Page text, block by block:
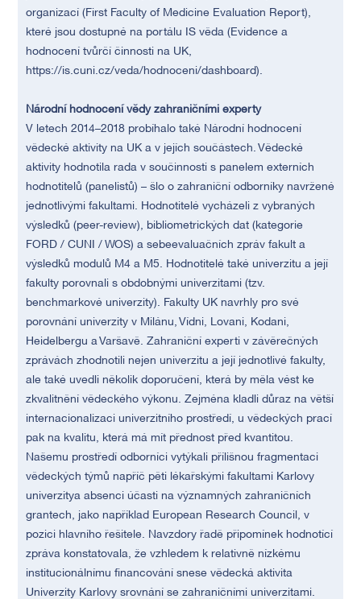
organizací (First Faculty of Medicine Evaluation Report),
které jsou dostupné na portálu IS věda (Evidence a
hodnocení tvůrčí činnosti na UK,
https://is.cuni.cz/veda/hodnoceni/dashboard).
Národní hodnocení vědy zahraničními experty
V letech 2014–2018 probíhalo také Národní hodnocení
vědecké aktivity na UK a v jejích součástech. Vědecké
aktivity hodnotila rada v součinnosti s panelem externích
hodnotitelů (panelistů) – šlo o zahraniční odborníky navržené
jednotlivými fakultami. Hodnotitelé vycházeli z vybraných
výsledků (peer-review), bibliometrických dat (kategorie
FORD / CUNI / WOS) a sebeevaluačních zpráv fakult a
výsledků modulů M4 a M5. Hodnotitelé také univerzitu a její
fakulty porovnali s obdobnými univerzitami (tzv.
benchmarkové univerzity). Fakulty UK navrhly pro své
porovnání univerzity v Milánu, Vídni, Lovani, Kodani,
Heidelbergu a Varšavě. Zahraniční experti v závěrečných
zprávách zhodnotili nejen univerzitu a její jednotlivé fakulty,
ale také uvedli několik doporučení, která by měla vést ke
zkvalitnění vědeckého výkonu. Zejména kladli důraz na větší
internacionalizaci univerzitního prostředí, u vědeckých prací
pak na kvalitu, která má mít přednost před kvantitou.
Našemu prostředí odborníci vytýkali přílišnou fragmentaci
vědeckých týmů napříč pěti lékařskými fakultami Karlovy
univerzitya absenci účasti na významných zahraničních
grantech, jako například European Research Council, v
pozici hlavního řešitele. Navzdory řadě připomínek hodnotící
zpráva konstatovala, že vzhledem k relativně nízkému
institucionálnímu financování snese vědecká aktivita
Univerzity Karlovy srovnání se zahraničními univerzitami.